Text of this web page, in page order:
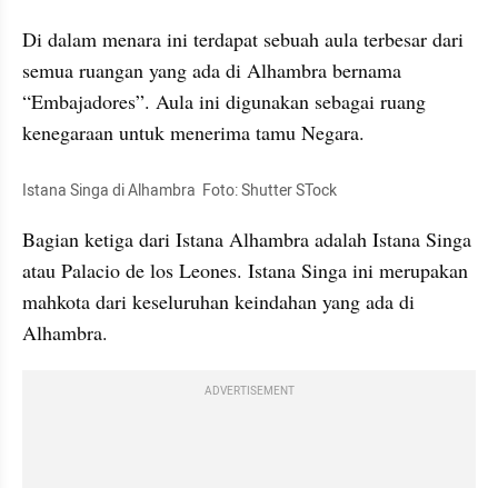
Di dalam menara ini terdapat sebuah aula terbesar dari
semua ruangan yang ada di Alhambra bernama
“Embajadores”. Aula ini digunakan sebagai ruang
kenegaraan untuk menerima tamu Negara.
Istana Singa di Alhambra  Foto: Shutter STock
Bagian ketiga dari Istana Alhambra adalah Istana Singa
atau Palacio de los Leones. Istana Singa ini merupakan
mahkota dari keseluruhan keindahan yang ada di
Alhambra.
ADVERTISEMENT